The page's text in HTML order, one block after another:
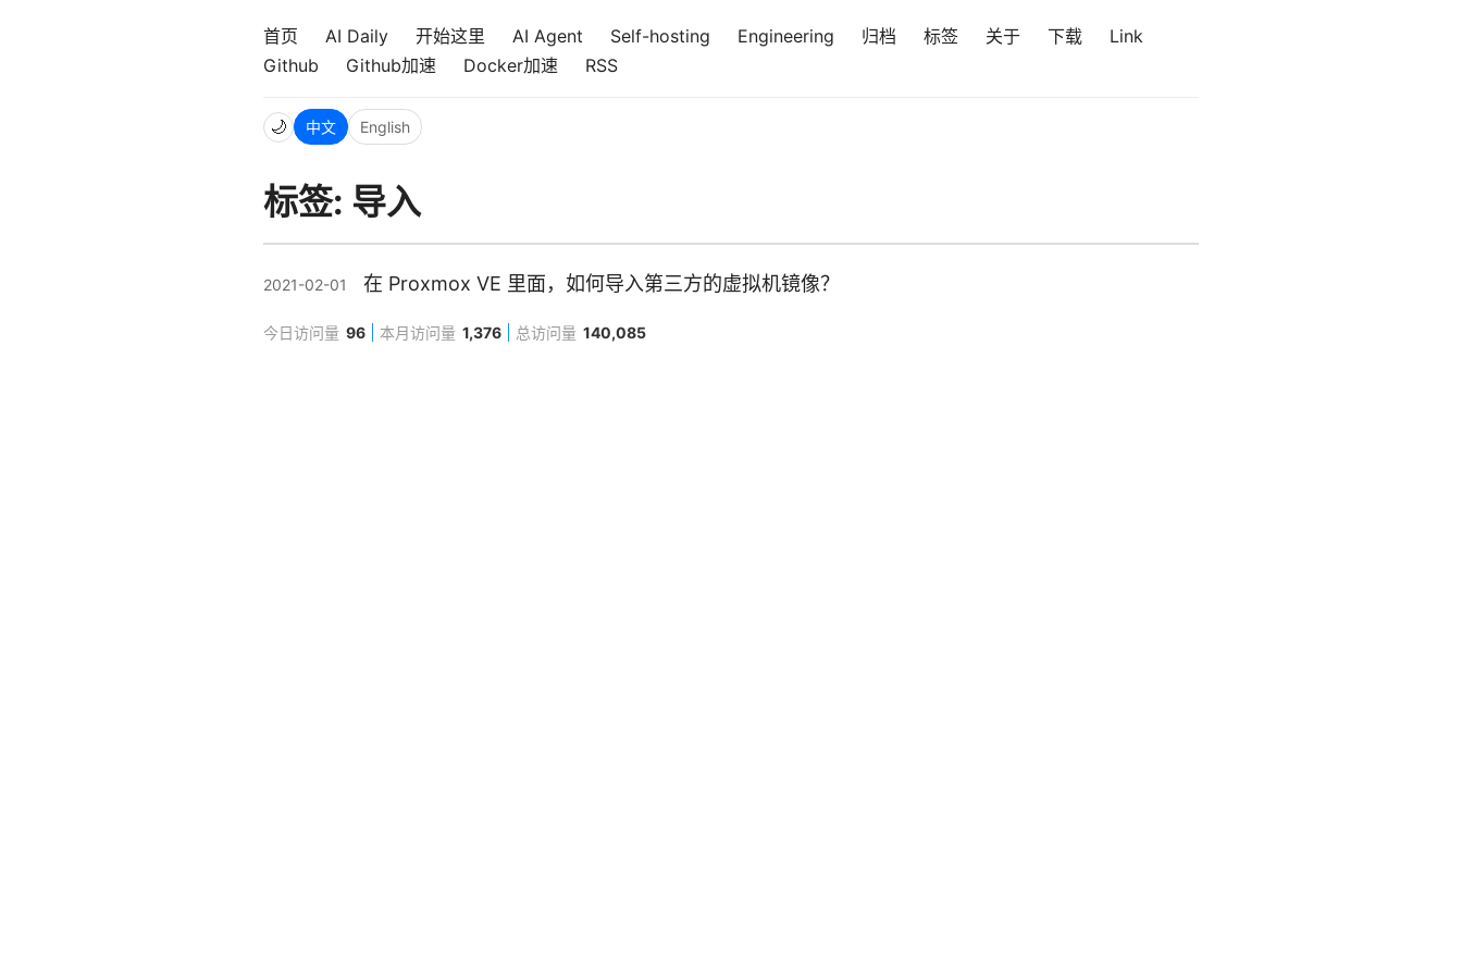
首页 AI Daily 开始这里 AI Agent Self-hosting Engineering 归档 标签 关于 下载
Link
Github
Github加速 Docker加速 RSS
🌙 中文 English
标签: 导入
2021-02-01 在 Proxmox VE 里面，如何导入第三方的虚拟机镜像？
今日访问量 96 本月访问量 1,376 总访问量 140,085